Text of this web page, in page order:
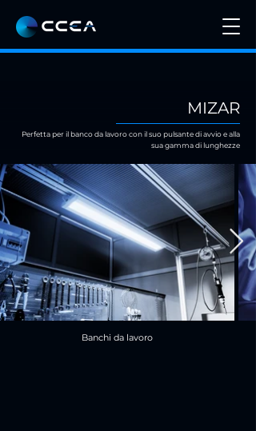
MIZAR
Perfetta per il banco da lavoro con il suo pulsante di avvio e alla
sua gamma di lunghezze
Banchi da lavoro